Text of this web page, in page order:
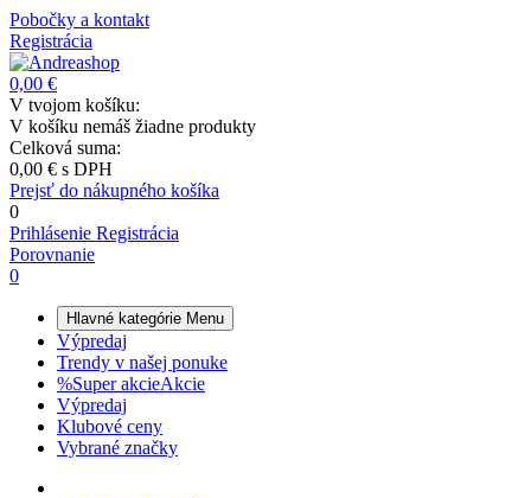
Pobočky a kontakt
Registrácia
0,00 €
V tvojom košíku:
V košíku nemáš žiadne produkty
Celková suma:
0,00 € s DPH
Prejsť do nákupného košíka
0
Prihlásenie Registrácia
Porovnanie
0
Hlavné kategórie Menu
Výpredaj
Trendy v našej ponuke
%Super akcieAkcie
Výpredaj
Klubové ceny
Vybrané značky